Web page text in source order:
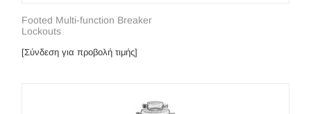
Footed Multi-function Breaker
Lockouts
[Σύνδεση για προβολή τιμής]